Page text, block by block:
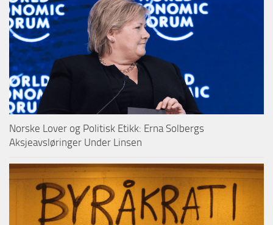
Norske Lover og Politisk Etikk: Erna Solbergs
Aksjeavsløringer Under Linsen